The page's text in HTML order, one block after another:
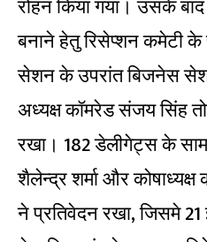
रोहन किया गया। उसके
बनाने हेतु रिसेप्शन कमेटी
सेशन के उपरांत बिजनेस
अध्यक्ष कॉमरेड संजय सिंह
रखा। 182 डेलीगेट्स के
शैलेन्द्र शर्मा और
ने प्रतिवेदन रखा, जिसमे